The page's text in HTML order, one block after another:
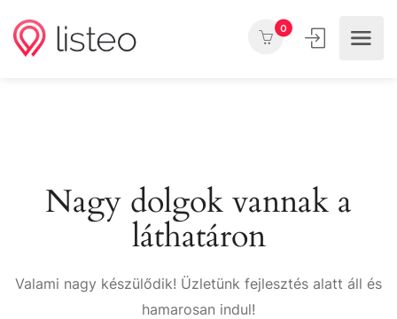
0
Nagy dolgok vannak a
láthatáron
Valami nagy készülődik! Üzletünk fejlesztés alatt áll és
hamarosan indul!